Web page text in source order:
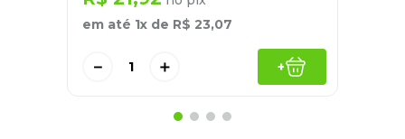
em até 1x de R$ 23,07
＋
－ +